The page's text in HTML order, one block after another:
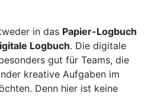
in das Papier-Logbuch
Logbuch. Die digitale
gut für Teams, die
kreative Aufgaben im
Denn hier ist keine